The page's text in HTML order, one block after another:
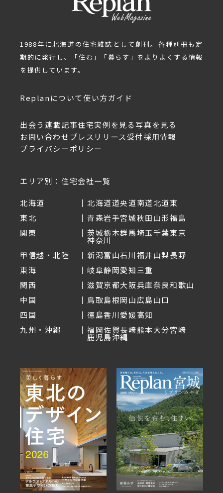
1988年に北海道の住宅雑誌として創刊。各種別冊も定
期的に発行し、「住む」「暮らす」をよりよくする情報
を提供しています。
Replanについて使い方ガイド
出会う 連載記事住宅実例を見る写真を見る
お問い合わせ プレスリリース受付採用情報
プライバシーポリシー
エリア別：住宅会社一覧
北海道 北海道道央道南道北道東
東北
青森岩手宮城秋田山形福島
関東
茨城栃木群馬埼玉千葉東京
神奈川
甲信越・北陸
新潟富山石川福井山梨長野
東海
岐阜静岡愛知三重
関西
滋賀京都大阪兵庫奈良和歌山
中国
鳥取島根岡山広島山口
四国
徳島香川愛媛高知
九州・沖縄
福岡佐賀長崎熊本大分宮崎
鹿児島沖縄